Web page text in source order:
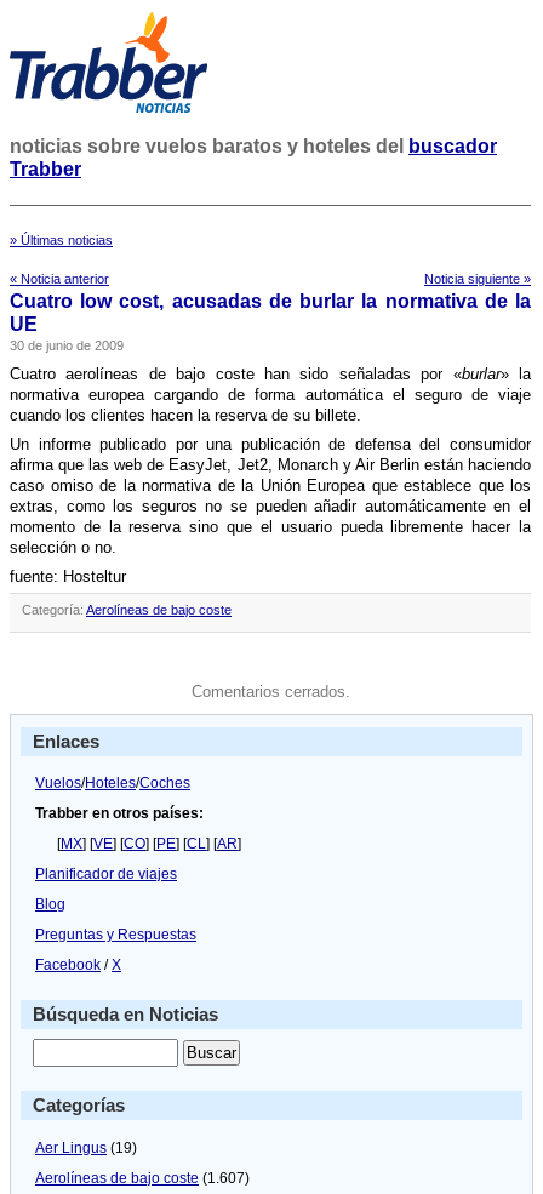
noticias sobre vuelos baratos y hoteles del
buscador
Trabber
» Últimas noticias
« Noticia anterior Noticia siguiente »
Cuatro low cost, acusadas de burlar la normativa de la
UE
30 de junio de 2009
Cuatro aerolí­neas de bajo coste han sido señaladas por «burlar» la
normativa europea cargando de forma automática el seguro de viaje
cuando los clientes hacen la reserva de su billete.
Un informe publicado por una publicación de defensa del consumidor
afirma que las web de EasyJet, Jet2, Monarch y Air Berlin están haciendo
caso omiso de la normativa de la Unión Europea que establece que los
extras, como los seguros no se pueden añadir automáticamente en el
momento de la reserva sino que el usuario pueda libremente hacer la
selección o no.
fuente: Hosteltur
Categoría: Aerolíneas de bajo coste
Comentarios cerrados.
Enlaces
Vuelos/Hoteles/Coches
Trabber en otros países:
[MX] [VE] [CO] [PE] [CL] [AR]
Planificador de viajes
Blog
Preguntas y Respuestas
Facebook /X
Búsqueda en Noticias
Categorías
Aer Lingus (19)
Aerolíneas de bajo coste (1.607)